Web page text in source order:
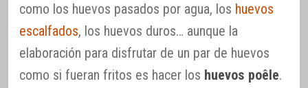
como los huevos pasados por agua, los huevos
escalfados, los huevos duros… aunque la
elaboración para disfrutar de un par de huevos
como si fueran fritos es hacer los huevos poêle.